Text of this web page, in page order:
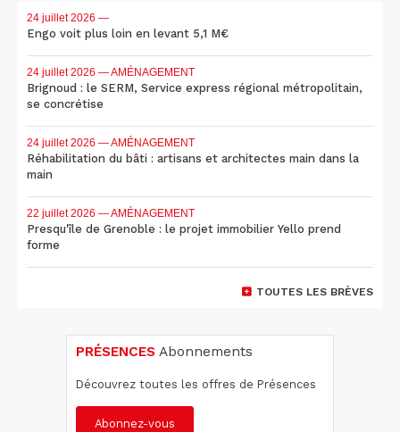
24 juillet 2026 —
Engo voit plus loin en levant 5,1 M€
24 juillet 2026 — AMÉNAGEMENT
Brignoud : le SERM, Service express régional métropolitain,
se concrétise
24 juillet 2026 — AMÉNAGEMENT
Réhabilitation du bâti : artisans et architectes main dans la
main
22 juillet 2026 — AMÉNAGEMENT
Presqu'île de Grenoble : le projet immobilier Yello prend
forme
TOUTES LES BRÈVES
PRÉSENCES Abonnements
Découvrez toutes les offres de Présences
Abonnez-vous